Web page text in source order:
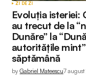
ZI DE ZI
Evoluția isteriei:
au trecut de la
Dunăre” la
autoritățile
săptămână
by Gabriel Mateescu7